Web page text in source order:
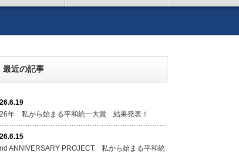
最近の記事
年 私から始まる平和統一大賞 結果発表！
ANNIVERSARY PROJECT 私から始まる平和統